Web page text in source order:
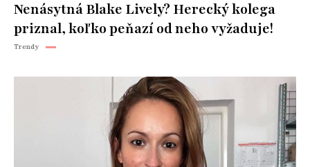
Nenásytná Blake Lively? Herecký kolega
priznal, koľko peňazí od neho vyžaduje!
Trendy